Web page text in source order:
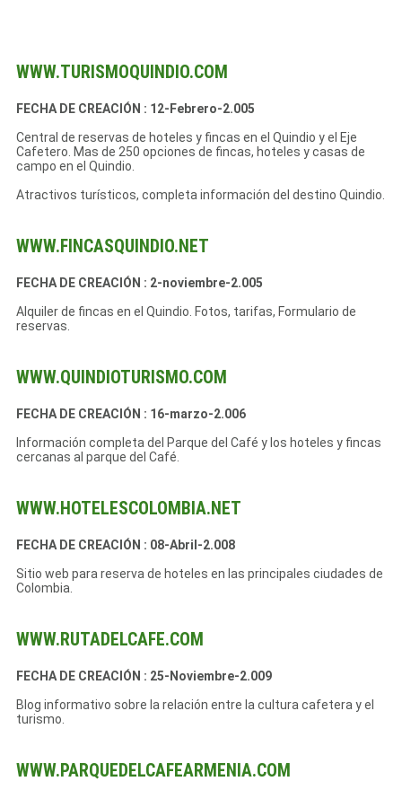
WWW.TURISMOQUINDIO.COM
FECHA DE CREACIÓN : 12-Febrero-2.005
Central de reservas de hoteles y fincas en el Quindio y el Eje
Cafetero. Mas de 250 opciones de fincas, hoteles y casas de
campo en el Quindio.
Atractivos turísticos, completa información del destino Quindio.
WWW.FINCASQUINDIO.NET
FECHA DE CREACIÓN : 2-noviembre-2.005
Alquiler de fincas en el Quindio. Fotos, tarifas, Formulario de
reservas.
WWW.QUINDIOTURISMO.COM
FECHA DE CREACIÓN : 16-marzo-2.006
Información completa del Parque del Café y los hoteles y fincas
cercanas al parque del Café.
WWW.HOTELESCOLOMBIA.NET
FECHA DE CREACIÓN : 08-Abril-2.008
Sitio web para reserva de hoteles en las principales ciudades de
Colombia.
WWW.RUTADELCAFE.COM
FECHA DE CREACIÓN : 25-Noviembre-2.009
Blog informativo sobre la relación entre la cultura cafetera y el
turismo.
WWW.PARQUEDELCAFEARMENIA.COM